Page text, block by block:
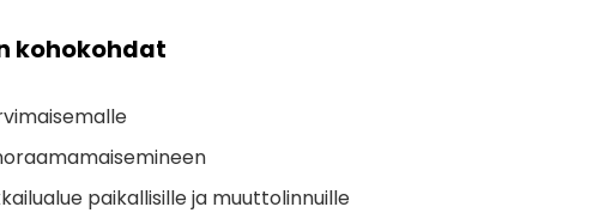
kohokohdat
paikallisille ja muuttolinnuille